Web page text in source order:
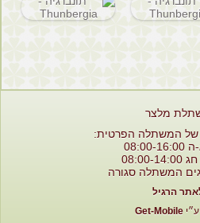
מלצר
של המשתלה הפרטית:
14:00
המשתלה סגורה
הרגיל
ע״יGet-Mobile